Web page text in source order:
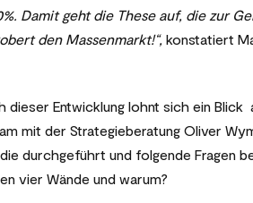
Damit geht die These auf, die zur
den Massenmarkt!“, konstatiert
dieser Entwicklung lohnt sich ein
mit der Strategieberatung Oliver
durchgeführt und folgende Fragen
vier Wände und warum?